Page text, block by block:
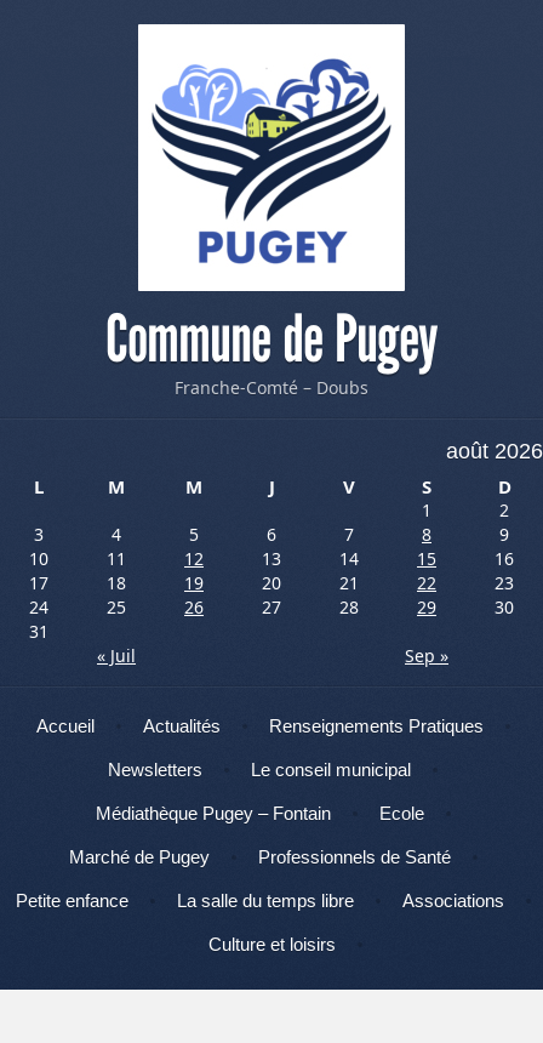
Commune de Pugey
Franche-Comté – Doubs
août 2026
L
M M J V S D
1
2
3
4 5 6 7 8
9
10
11 12 13 14 15
16
17
18 19 20 21 22
23
24
25 26 27 28 29
30
31
« Juil
Sep »
Menu
Aller au contenu
Accueil Actualités Renseignements Pratiques
Newsletters Le conseil municipal
Médiathèque Pugey – Fontain Ecole
Marché de Pugey Professionnels de Santé
Petite enfance La salle du temps libre Associations
Culture et loisirs